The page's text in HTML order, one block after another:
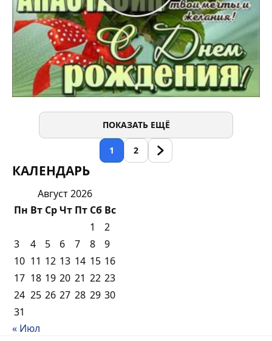
ПОКАЗАТЬ ЕЩЁ
1 2
КАЛЕНДАРЬ
Август 2026
Пн Вт СрЧт Пт Сб Вс
1
2
3
4 5 6 7 8
9
10 11 12 13 14 15 16
17 18 19 20 21 22 23
24 25 26 27 28 29 30
31
« Июл